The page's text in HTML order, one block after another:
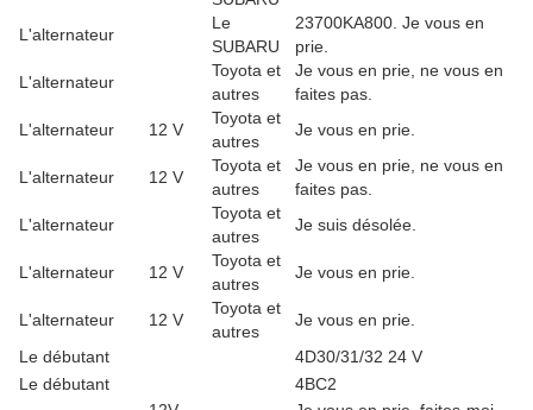
L'alternateur
Le
SUBARU
23700KA800. Je vous en
prie.
L'alternateur
Toyota et
autres
Je vous en prie, ne vous en
faites pas.
L'alternateur
12 V
Toyota et
autres
Je vous en prie.
L'alternateur 12 V
Toyota et
autres
Je vous en prie, ne vous en
faites pas.
L'alternateur
Toyota et
autres
Je suis désolée.
L'alternateur 12 V
Toyota et
autres
Je vous en prie.
L'alternateur 12 V
Toyota et
autres
Je vous en prie.
Le débutant
4D30/31/32 24 V
Le débutant
4BC2